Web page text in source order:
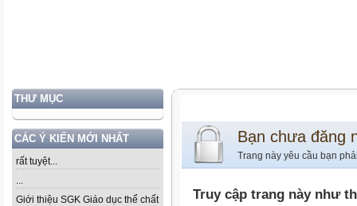
THƯ MỤC
CÁC Ý KIẾN MỚI NHẤT
rất tuyệt...
...
Giới thiệu SGK Giáo dục thể chất
Bạn chưa đăng
Trang này yêu cầu bạn
Truy cập trang này như